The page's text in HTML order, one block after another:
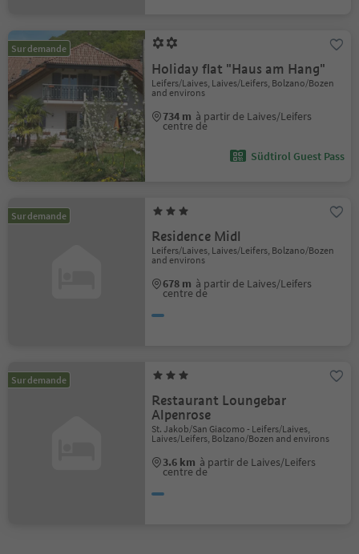
Sur demande
Holiday flat "Haus am Hang"
Leifers/Laives, Laives/Leifers, Bolzano/Bozen
and environs
734 m à partir de Laives/Leifers
centre de
Südtirol Guest Pass
Sur demande
Residence Midl
Leifers/Laives, Laives/Leifers, Bolzano/Bozen
and environs
678 m à partir de Laives/Leifers
centre de
Sur demande
Restaurant Loungebar
Alpenrose
St. Jakob/San Giacomo - Leifers/Laives,
Laives/Leifers, Bolzano/Bozen and environs
3.6 km à partir de Laives/Leifers
centre de